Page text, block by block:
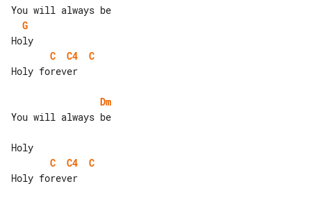
G
C
C4
C
Holy forever
Dm
You will always be
C
C4
C